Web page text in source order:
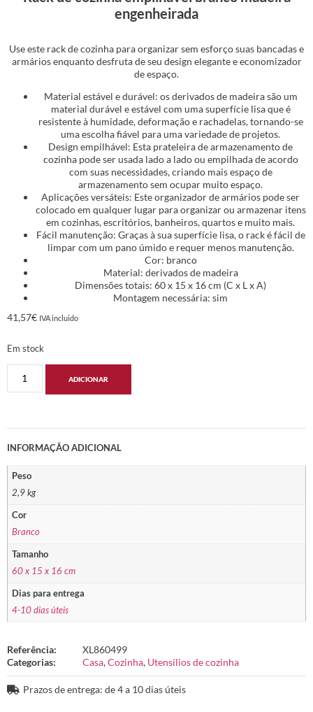
engenheirada
Use este rack de cozinha para organizar sem esforço suas bancadas e
armários enquanto desfruta de seu design elegante e economizador
de espaço.
Material estável e durável: os derivados de madeira são um
material durável e estável com uma superfície lisa que é
resistente à humidade, deformação e rachadelas, tornando-se
uma escolha fiável para uma variedade de projetos.
Design empilhável: Esta prateleira de armazenamento de
cozinha pode ser usada lado a lado ou empilhada de acordo
com suas necessidades, criando mais espaço de
armazenamento sem ocupar muito espaço.
Aplicações versáteis: Este organizador de armários pode ser
colocado em qualquer lugar para organizar ou armazenar itens
em cozinhas, escritórios, banheiros, quartos e muito mais.
Fácil manutenção: Graças à sua superfície lisa, o rack é fácil de
limpar com um pano úmido e requer menos manutenção.
Cor: branco
Material: derivados de madeira
Dimensões totais: 60 x 15 x 16 cm (C x L x A)
Montagem necessária: sim
41,57€ IVA incluido
Em stock
ADICIONAR
INFORMAÇÃO ADICIONAL
Peso
2,9 kg
Cor
Branco
Tamanho
60 x 15 x 16 cm
Dias para entrega
4-10 dias úteis
Referência:
XL860499
Categorias:
Casa,Cozinha, Utensílios de cozinha
Prazos de entrega: de 4 a 10 dias úteis